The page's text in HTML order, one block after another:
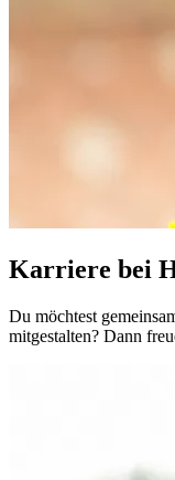
Karriere bei
Du möchtest
mitgestalten? Dann